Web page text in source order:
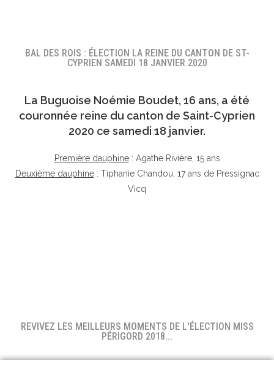
BAL DES ROIS : ÉLECTION LA REINE DU CANTON DE ST-
CYPRIEN SAMEDI 18 JANVIER 2020
La Buguoise Noémie Boudet, 16 ans, a été
couronnée reine du canton de Saint-Cyprien
2020 ce samedi 18 janvier.
Première dauphine: Agathe Rivière, 15 ans
Deuxième dauphine: Tiphanie Chandou, 17 ans de Pressignac
Vicq
REVIVEZ LES MEILLEURS MOMENTS DE L'ÉLECTION MISS
PÉRIGORD 2018...